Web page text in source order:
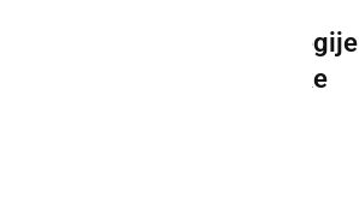
Štajerska: od razpršene regije
do povezane in doživljajske